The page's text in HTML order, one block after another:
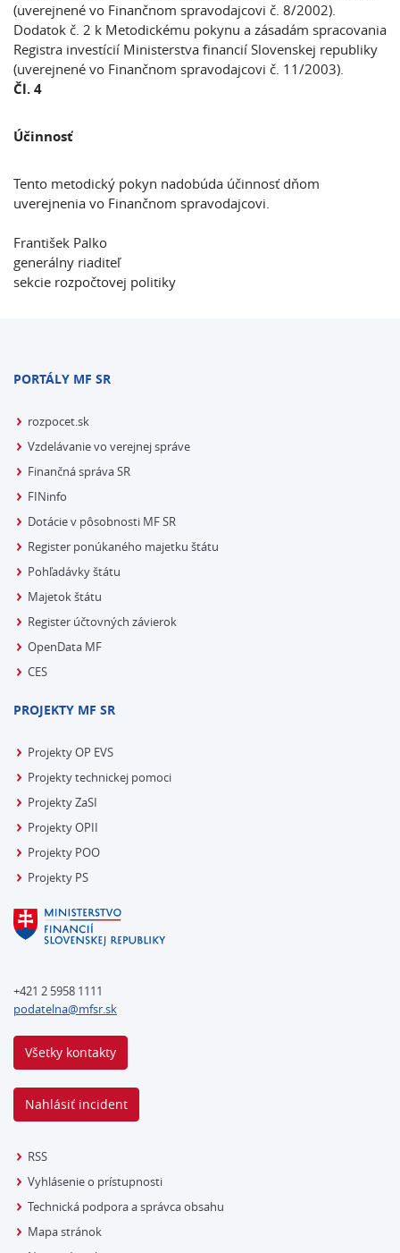
(uverejnené vo Finančnom spravodajcovi č. 8/2002).
Dodatok č. 2 k Metodickému pokynu a zásadám spracovania
Registra investícií Ministerstva financií Slovenskej republiky
(uverejnené vo Finančnom spravodajcovi č. 11/2003).
Čl. 4
Účinnosť
Tento metodický pokyn nadobúda účinnosť dňom
uverejnenia vo Finančnom spravodajcovi.
František Palko
generálny riaditeľ
sekcie rozpočtovej politiky
PORTÁLY MF SR
rozpocet.sk
Vzdelávanie vo verejnej správe
Finančná správa SR
FINinfo
Dotácie v pôsobnosti MF SR
Register ponúkaného majetku štátu
Pohľadávky štátu
Majetok štátu
Register účtovných závierok
OpenData MF
CES
PROJEKTY MF SR
Projekty OP EVS
Projekty technickej pomoci
Projekty ZaSI
Projekty OPII
Projekty POO
Projekty PS
+421 2 5958 1111
podatelna@mfsr.sk
Všetky kontakty
Nahlásiť incident
RSS
Vyhlásenie o prístupnosti
Technická podpora a správca obsahu
Mapa stránok